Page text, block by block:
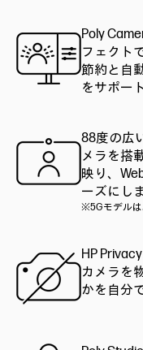
Poly
フェクト
節約と自
をサポー
88度の広
メラを搭
映り、
ーズにし
※5Gモデルは
HP
カメラを
かを自分